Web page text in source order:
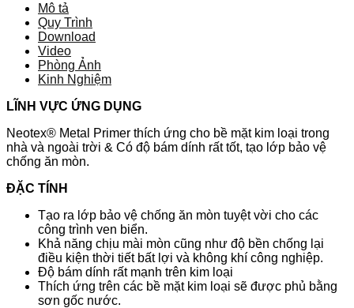
Mô tả
Quy Trình
Download
Video
Phòng Ảnh
Kinh Nghiệm
LĨNH VỰC ỨNG DỤNG
Neotex® Metal Primer thích ứng cho bề mặt kim loại trong
nhà và ngoài trời & Có độ bám dính rất tốt, tạo lớp bảo vệ
chống ăn mòn.
ĐẶC TÍNH
Tạo ra lớp bảo vệ chống ăn mòn tuyệt vời cho các
công trình ven biển.
Khả năng chịu mài mòn cũng như độ bền chống lại
điều kiện thời tiết bất lợi và không khí công nghiệp.
Độ bám dính rất mạnh trên kim loại
Thích ứng trên các bề mặt kim loại sẽ được phủ bằng
sơn gốc nước.